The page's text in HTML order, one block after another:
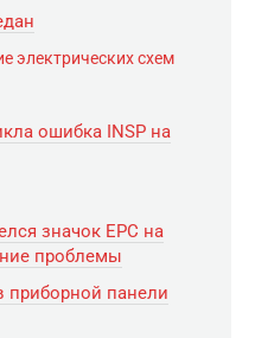
электрических схем
ошибка INSP на
значок ЕРС на
проблемы
приборной панели